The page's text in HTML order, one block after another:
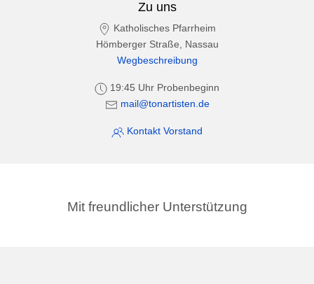
Zu uns
Katholisches Pfarrheim
Hömberger Straße, Nassau
Wegbeschreibung
19:45 Uhr Probenbeginn
mail@tonartisten.de
Kontakt Vorstand
Mit freundlicher Unterstützung